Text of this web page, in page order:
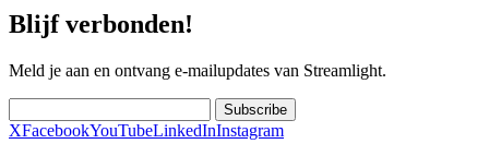
Blijf verbonden!
Meld je aan en ontvang e-mailupdates van Streamlight.
Subscribe
XFacebookYouTubeLinkedInInstagram